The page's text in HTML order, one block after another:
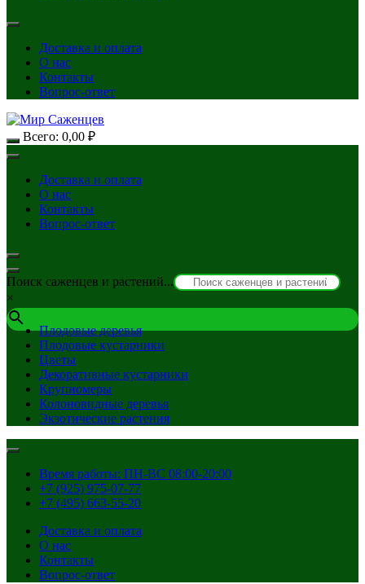
Доставка и оплата
О нас
Контакты
Вопрос-ответ
Всего: 0,00 ₽
Доставка и оплата
О нас
Контакты
Вопрос-ответ
Поиск саженцев и растений...
×
Плодовые деревья
Плодовые кустарники
Цветы
Декоративные кустарники
Крупномеры
Колоновидные деревья
Экзотические растения
Время работы: ПН-ВС 08:00-20:00
+7 (925) 975-07-77
+7 (495) 663-55-20
Доставка и оплата
О нас
Контакты
Вопрос-ответ